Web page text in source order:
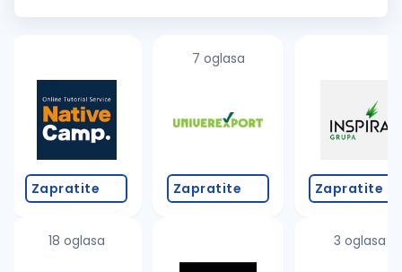
poziciji Ope...
Zapratite
18 oglasa
7 oglasa
Zapratite Zapratite
3 oglasa